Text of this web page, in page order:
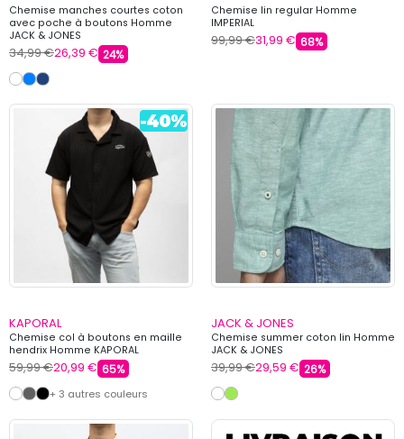
Chemise manches courtes coton
avec poche à boutons Homme
JACK & JONES
34,99 €26,39 € 24%
Chemise lin regular Homme
IMPERIAL
99,99 €31,99 € 68%
KAPORAL
Chemise col à boutons en maille
hendrix Homme KAPORAL
59,99 €20,99 € 65%
+ 3 autres couleurs
JACK & JONES
Chemise summer coton lin Homme
JACK & JONES
39,99 €29,59 € 26%